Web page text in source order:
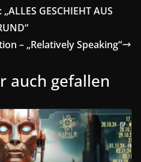
GESCHIEHT AUS
– „Relatively Speaking“
auch gefallen